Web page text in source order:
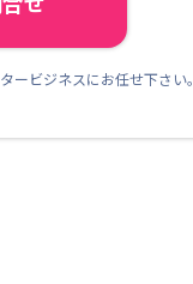
ビジネスにお任せ下さい。